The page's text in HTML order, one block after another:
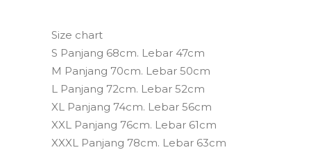
Size chart
S Panjang 68cm. Lebar 47cm
M Panjang 70cm. Lebar 50cm
L Panjang 72cm. Lebar 52cm
XL Panjang 74cm. Lebar 56cm
XXL Panjang 76cm. Lebar 61cm
XXXL Panjang 78cm. Lebar 63cm